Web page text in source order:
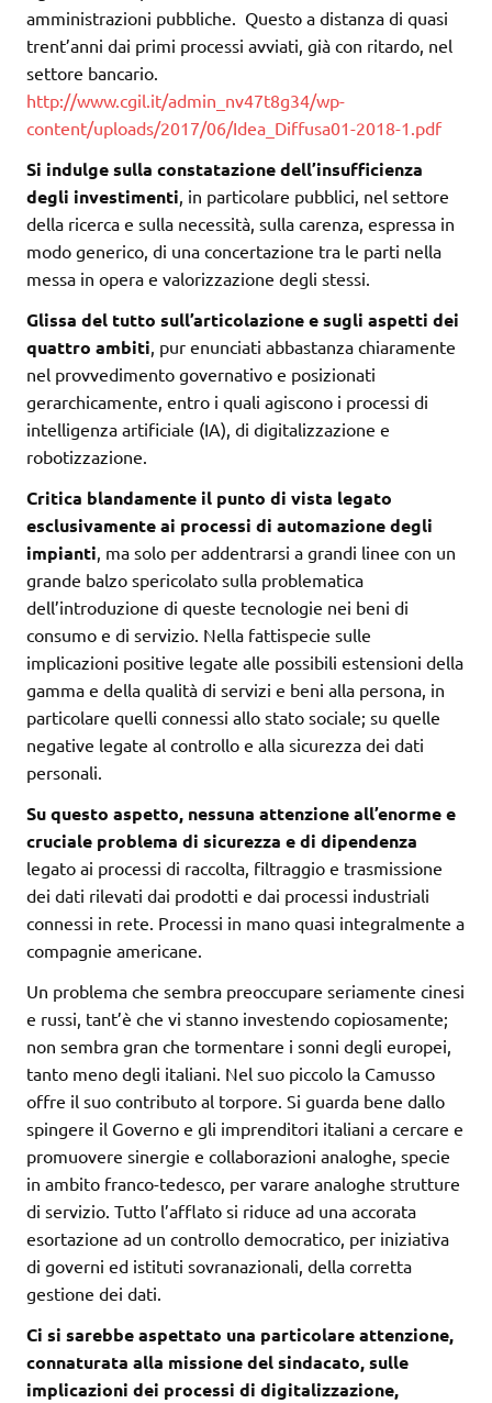
amministrazioni pubbliche. Questo a distanza di quasi
trent’anni dai primi processi avviati, già con ritardo, nel
settore bancario.
http://www.cgil.it/admin_nv47t8g34/wp-
content/uploads/2017/06/Idea_Diffusa01-2018-1.pdf
Si indulge sulla constatazione dell’insufficienza
degli investimenti, in particolare pubblici, nel settore
della ricerca e sulla necessità, sulla carenza, espressa in
modo generico, di una concertazione tra le parti nella
messa in opera e valorizzazione degli stessi.
Glissa del tutto sull’articolazione e sugli aspetti dei
quattro ambiti, pur enunciati abbastanza chiaramente
nel provvedimento governativo e posizionati
gerarchicamente, entro i quali agiscono i processi di
intelligenza artificiale (IA), di digitalizzazione e
robotizzazione.
Critica blandamente il punto di vista legato
esclusivamente ai processi di automazione degli
impianti, ma solo per addentrarsi a grandi linee con un
grande balzo spericolato sulla problematica
dell’introduzione di queste tecnologie nei beni di
consumo e di servizio. Nella fattispecie sulle
implicazioni positive legate alle possibili estensioni della
gamma e della qualità di servizi e beni alla persona, in
particolare quelli connessi allo stato sociale; su quelle
negative legate al controllo e alla sicurezza dei dati
personali.
Su questo aspetto, nessuna attenzione all’enorme e
cruciale problema di sicurezza e di dipendenza
legato ai processi di raccolta, filtraggio e trasmissione
dei dati rilevati dai prodotti e dai processi industriali
connessi in rete. Processi in mano quasi integralmente a
compagnie americane.
Un problema che sembra preoccupare seriamente cinesi
e russi, tant’è che vi stanno investendo copiosamente;
non sembra gran che tormentare i sonni degli europei,
tanto meno degli italiani. Nel suo piccolo la Camusso
offre il suo contributo al torpore. Si guarda bene dallo
spingere il Governo e gli imprenditori italiani a cercare e
promuovere sinergie e collaborazioni analoghe, specie
in ambito franco-tedesco, per varare analoghe strutture
di servizio. Tutto l’afflato si riduce ad una accorata
esortazione ad un controllo democratico, per iniziativa
di governi ed istituti sovranazionali, della corretta
gestione dei dati.
Ci si sarebbe aspettato una particolare attenzione,
connaturata alla missione del sindacato, sulle
implicazioni dei processi di digitalizzazione,